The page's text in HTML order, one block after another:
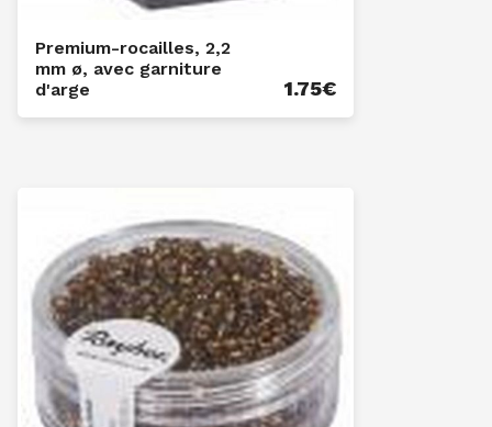
Premium-rocailles, 2,2
mm ø, avec garniture
d'arge
1.75€